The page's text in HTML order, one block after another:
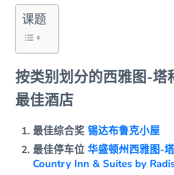
课题
按类别划分的西雅图-塔
最佳酒店
最佳综合奖锡达布鲁克小屋
最佳停车位华盛顿州西雅图-
Country Inn & Suites by